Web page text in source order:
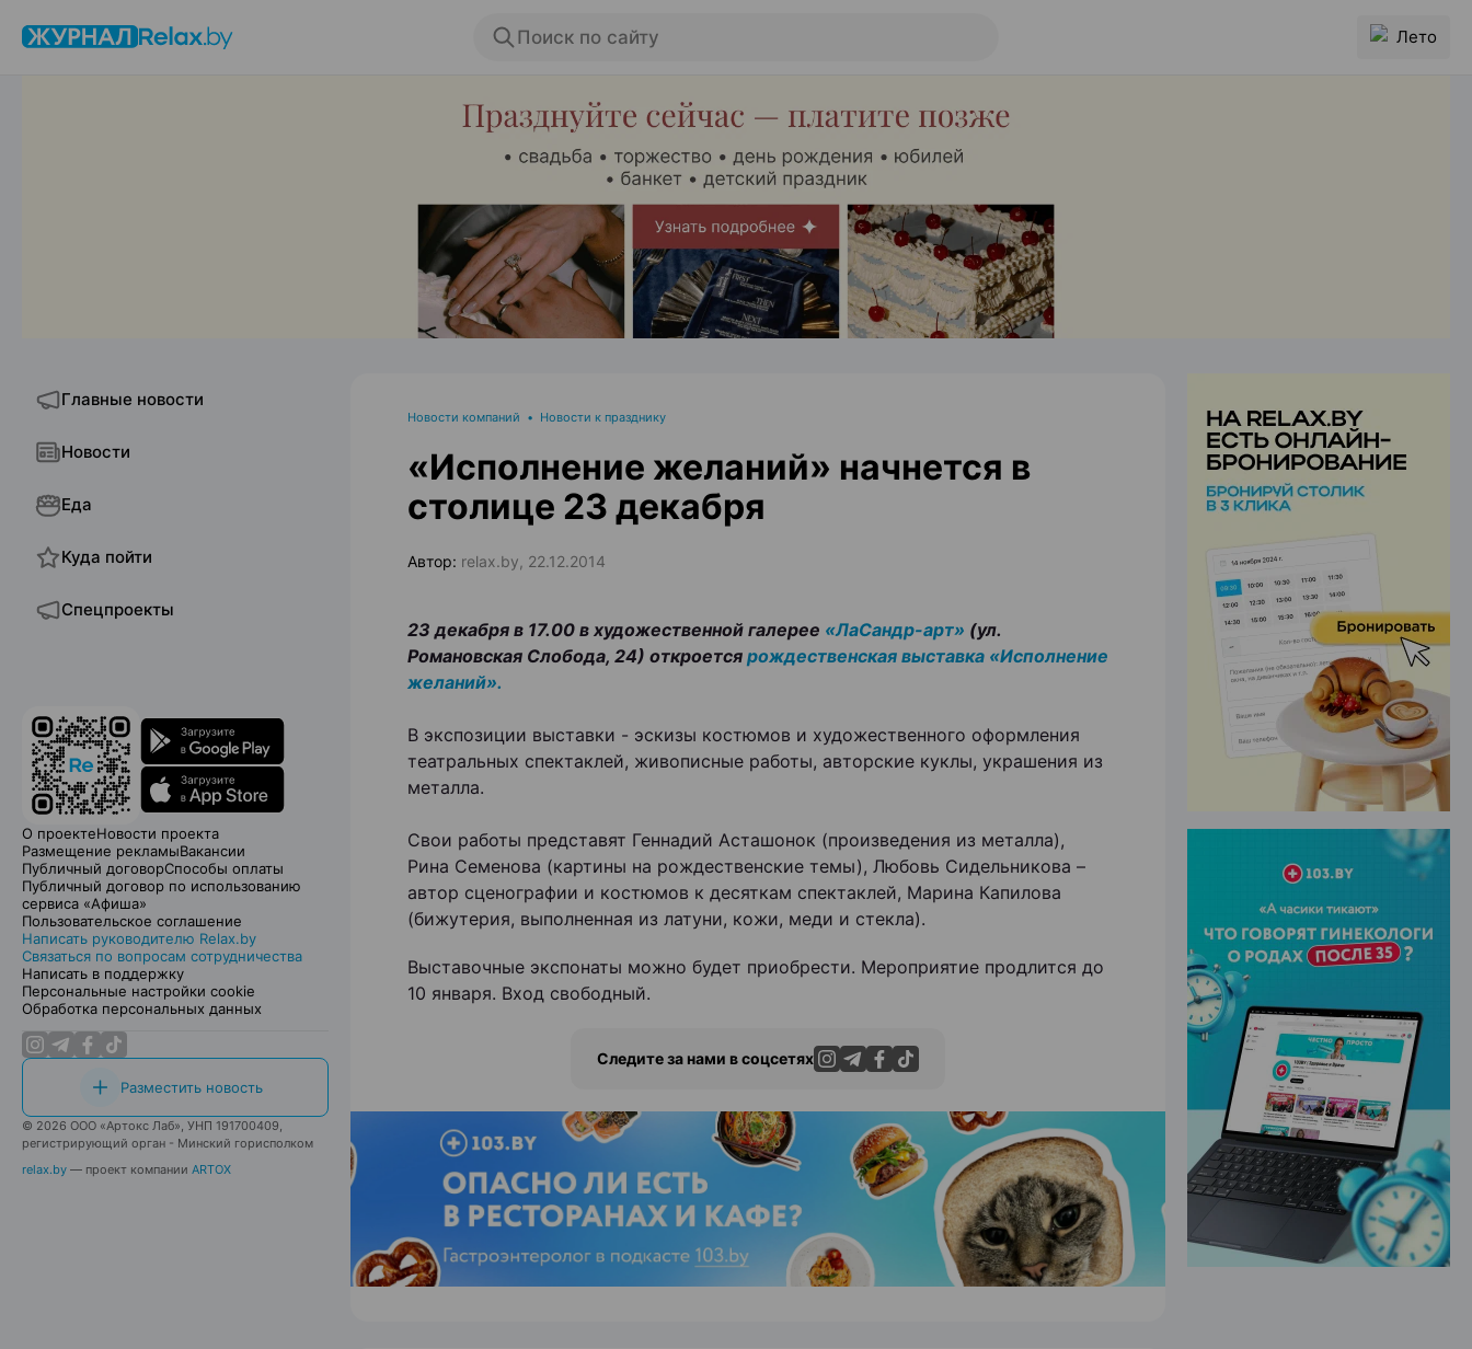
Поиск по сайту Лето
ЭФФЕКТИВНАЯ РЕКЛАМА НА САЙТЕ
Главные новости
Новости
Еда
Куда пойти
Спецпроекты
О проектеНовости проекта
Размещение рекламыВакансии
Публичный договорСпособы оплаты
Публичный договор по использованию
сервиса «Афиша»
Пользовательское соглашение
Написать руководителю Relax.by
Связаться по вопросам сотрудничества
Написать в поддержку
Персональные настройки cookie
Обработка персональных данных
Разместить новость
© 2026 ООО «Артокс Лаб», УНП 191700409,
регистрирующий орган - Минский горисполком
relax.by — проект компании ARTOX
Новости компаний • Новости к празднику
«Исполнение желаний» начнется в
столице 23 декабря
Автор: relax.by, 22.12.2014
23 декабря в 17.00 в художественной галерее «ЛаСандр-арт» (ул.
Романовская Слобода, 24) откроется рождественская выставка «Исполнение
желаний».
В экспозиции выставки - эскизы костюмов и художественного оформления
театральных спектаклей, живописные работы, авторские куклы, украшения из
металла.
Свои работы представят Геннадий Асташонок (произведения из металла),
Рина Семенова (картины на рождественские темы), Любовь Сидельникова –
автор сценографии и костюмов к десяткам спектаклей, Марина Капилова
(бижутерия, выполненная из латуни, кожи, меди и стекла).
Выставочные экспонаты можно будет приобрести. Мероприятие продлится до
10 января. Вход свободный.
Следите за нами в соцсетях
ЭФФЕКТИВНАЯ РЕКЛАМА НА САЙТЕ
ЭФФЕКТИВНАЯ РЕКЛАМА НА САЙТЕ